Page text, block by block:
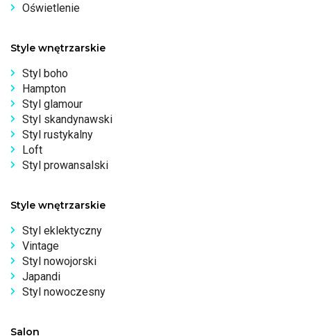
Oświetlenie
Style wnętrzarskie
Styl boho
Hampton
Styl glamour
Styl skandynawski
Styl rustykalny
Loft
Styl prowansalski
Style wnętrzarskie
Styl eklektyczny
Vintage
Styl nowojorski
Japandi
Styl nowoczesny
Salon